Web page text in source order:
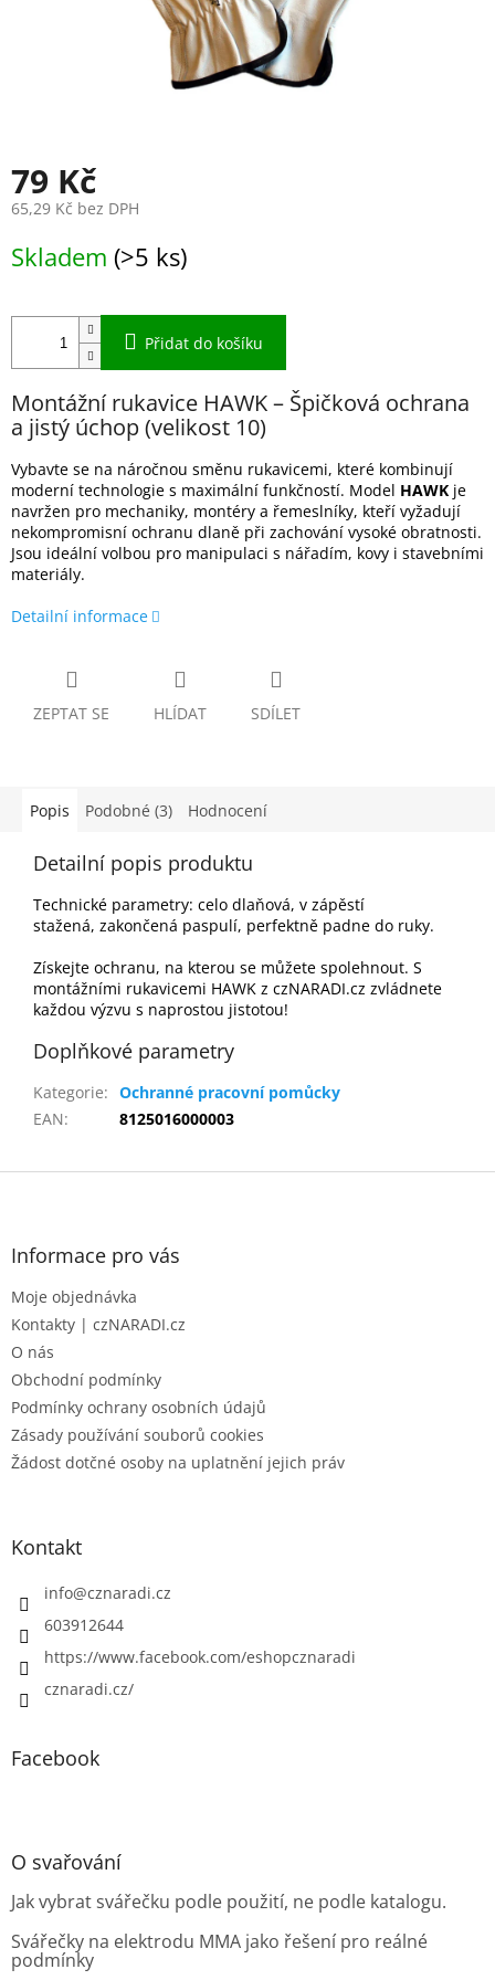
79 Kč
65,29 Kč bez DPH
cena:
Skladem (>5 ks)
Přidat do košíku
Montážní rukavice HAWK – Špičková ochrana
a jistý úchop (velikost 10)
Vybavte se na náročnou směnu rukavicemi, které kombinují
moderní technologie s maximální funkčností. Model HAWK je
navržen pro mechaniky, montéry a řemeslníky, kteří vyžadují
nekompromisní ochranu dlaně při zachování vysoké obratnosti.
Jsou ideální volbou pro manipulaci s nářadím, kovy i stavebními
materiály.
Detailní informace
ZEPTAT SE HLÍDAT SDÍLET
Popis Podobné (3) Hodnocení
Detailní popis produktu
Technické parametry: celo dlaňová, v zápěstí
stažená, zakončená paspulí, perfektně padne do ruky.
Získejte ochranu, na kterou se můžete spolehnout. S
montážními rukavicemi HAWK z czNARADI.cz zvládnete
každou výzvu s naprostou jistotou!
Doplňkové parametry
Kategorie: Ochranné pracovní pomůcky
EAN: 8125016000003
Z
Informace pro vás
Moje objednávka
Kontakty | czNARADI.cz
O nás
Obchodní podmínky
Podmínky ochrany osobních údajů
Zásady používání souborů cookies
Žádost dotčné osoby na uplatnění jejich práv
Kontakt
info@cznaradi.cz
603912644
https://www.facebook.com/eshopcznaradi
cznaradi.cz/
Facebook
O svařování
Jak vybrat svářečku podle použití, ne podle katalogu.
Svářečky na elektrodu MMA jako řešení pro reálné
podmínky